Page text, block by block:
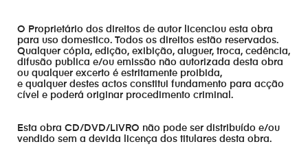
O Proprietário dos direitos de autor licenciou esta obra
para uso domestico. Todos os direitos estão reservados.
Qualquer cópia, edição, exibição, aluguer, troca, cedência,
difusão publica e/ou emissão não autorizada desta obra
ou qualquer excerto é estritamente proibida,
e qualquer destes actos constitui fundamento para acção
cível e poderá originar procedimento criminal.
Esta obra CD/DVD/LIVRO não pode ser distribuído e/ou
vendido sem a devida licença dos titulares desta obra.